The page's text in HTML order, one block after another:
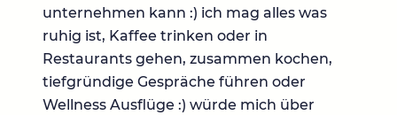
unternehmen kann :) ich mag alles was
ruhig ist, Kaffee trinken oder in
Restaurants gehen, zusammen kochen,
tiefgründige Gespräche führen oder
Wellness Ausflüge :) würde mich über